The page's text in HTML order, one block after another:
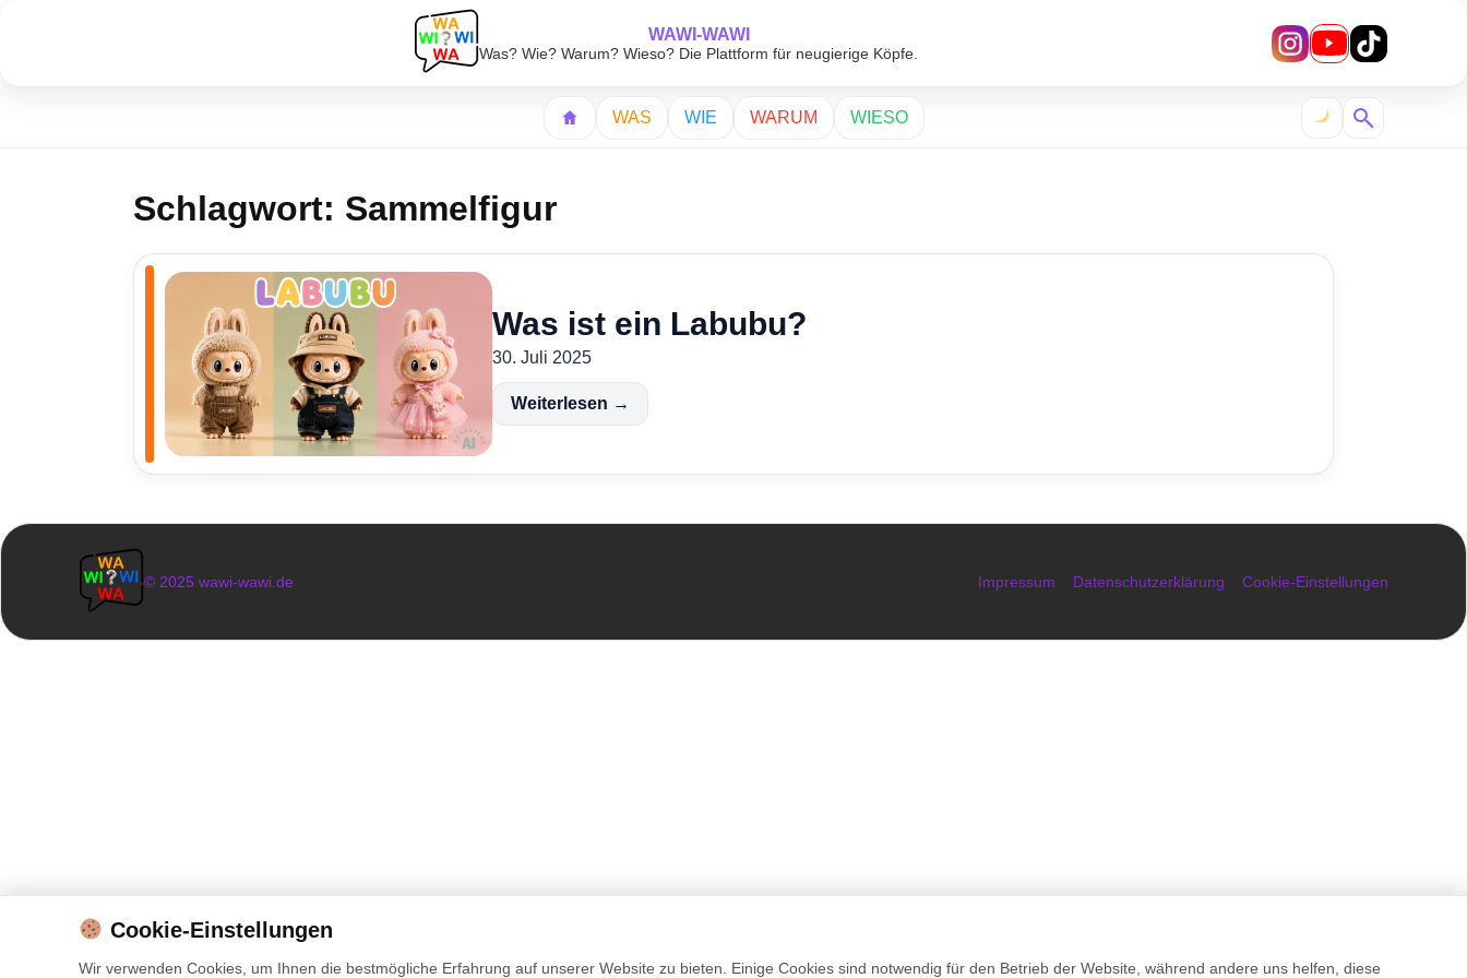
WAWI-WAWI
Was? Wie? Warum? Wieso? Die Plattform für neugierige Köpfe.
WAS WIE WARUM WIESO
Schlagwort: Sammelfigur
Was ist ein Labubu?
30. Juli 2025
Weiterlesen →
© 2025 wawi-wawi.de Impressum Datenschutzerklärung Cookie-Einstellungen
Cookie-Einstellungen
Wir verwenden Cookies, um Ihnen die bestmögliche Erfahrung auf unserer Website zu bieten. Einige Cookies sind notwendig für den Betrieb der Website, während andere uns helfen, diese